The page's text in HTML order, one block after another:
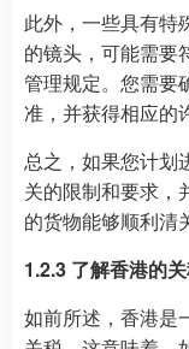
此外，一些具有特
的镜头，可能需要
管理规定。您需要
准，并获得相应的
总之，如果您计划
关的限制和要求，
的货物能够顺利清
1.2.3 了解香港的
如前所述，香港是